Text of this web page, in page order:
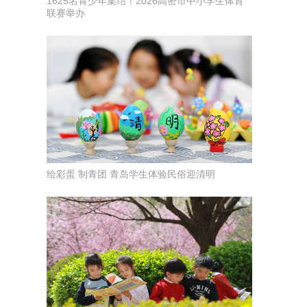
联赛举办
绘彩蛋 制青团 青岛学生体验民俗迎清明